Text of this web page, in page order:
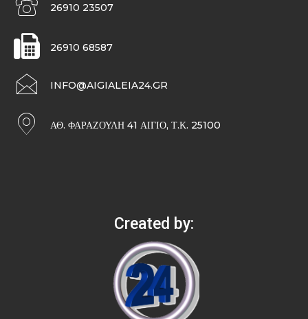
26910 23507
26910 68587
INFO@AIGIALEIA24.GR
ΑΘ. ΦΑΡΑΖΟΥΛΉ 41 ΑΊΓΙΟ, Τ.Κ. 25100
Created by: